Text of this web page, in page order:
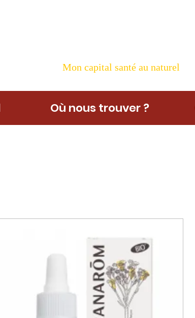
Mon capital santé au naturel
Où nous trouver ?